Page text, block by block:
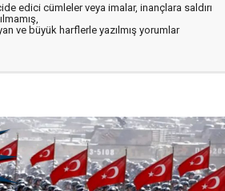
edici cümleler veya imalar, inançlara saldırı
ve büyük harflerle yazılmış yorumlar